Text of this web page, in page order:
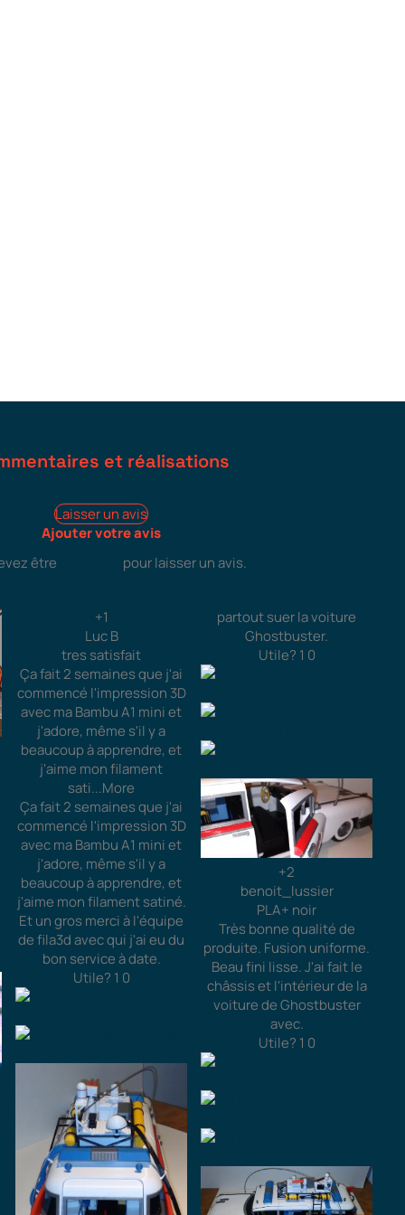
et réalisations
Laisser un avis
Ajouter votre avis
être
pour laisser un avis.
+1
Luc B
tres satisfait
Ça fait 2 semaines que j'ai
commencé l'impression 3D
avec ma Bambu A1 mini et
j'adore, même s'il y a
beaucoup à apprendre, et
j'aime mon filament
sati...More
Ça fait 2 semaines que j'ai
commencé l'impression 3D
avec ma Bambu A1 mini et
j'adore, même s'il y a
beaucoup à apprendre, et
j'aime mon filament satiné.
Et un gros merci à l'équipe
de fila3d avec qui j'ai eu du
bon service à date.
Utile? 1 0
partout suer la voiture
Ghostbuster.
Utile? 1 0
+2
benoit_lussier
PLA+ noir
Très bonne qualité de
produite. Fusion uniforme.
Beau fini lisse. J'ai fait le
châssis et l'intérieur de la
voiture de Ghostbuster
avec.
Utile? 1 0